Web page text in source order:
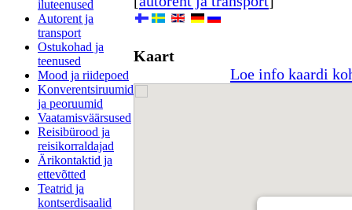
iluteenused
Autorent ja
transport
Ostukohad ja
teenused
Mood ja riidepoed
Konverentsiruumid
ja peoruumid
Vaatamisväärsused
Reisibürood ja
reisikorraldajad
Ärikontaktid ja
ettevõtted
Teatrid ja
kontserdisaalid
Kaart
Loe info kaardi